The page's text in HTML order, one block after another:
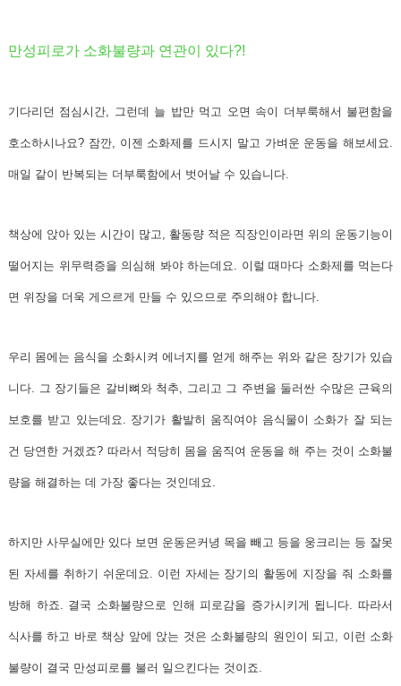
만성피로가 소화불량과 연관이 있다?!
기다리던 점심시간, 그런데 늘 밥만 먹고 오면 속이 더부룩해서 불편함을
호소하시나요? 잠깐, 이젠 소화제를 드시지 말고 가벼운 운동을 해보세요.
매일 같이 반복되는 더부룩함에서 벗어날 수 있습니다.
책상에 앉아 있는 시간이 많고, 활동량 적은 직장인이라면 위의 운동기능이
떨어지는 위무력증을 의심해 봐야 하는데요. 이럴 때마다 소화제를 먹는다
면 위장을 더욱 게으르게 만들 수 있으므로 주의해야 합니다.
우리 몸에는 음식을 소화시켜 에너지를 얻게 해주는 위와 같은 장기가 있습
니다. 그 장기들은 갈비뼈와 척추, 그리고 그 주변을 둘러싼 수많은 근육의
보호를 받고 있는데요. 장기가 활발히 움직여야 음식물이 소화가 잘 되는
건 당연한 거겠죠? 따라서 적당히 몸을 움직여 운동을 해 주는 것이 소화불
량을 해결하는 데 가장 좋다는 것인데요.
하지만 사무실에만 있다 보면 운동은커녕 목을 빼고 등을 웅크리는 등 잘못
된 자세를 취하기 쉬운데요. 이런 자세는 장기의 활동에 지장을 줘 소화를
방해 하죠. 결국 소화불량으로 인해 피로감을 증가시키게 됩니다. 따라서
식사를 하고 바로 책상 앞에 앉는 것은 소화불량의 원인이 되고, 이런 소화
불량이 결국 만성피로를 불러 일으킨다는 것이죠.